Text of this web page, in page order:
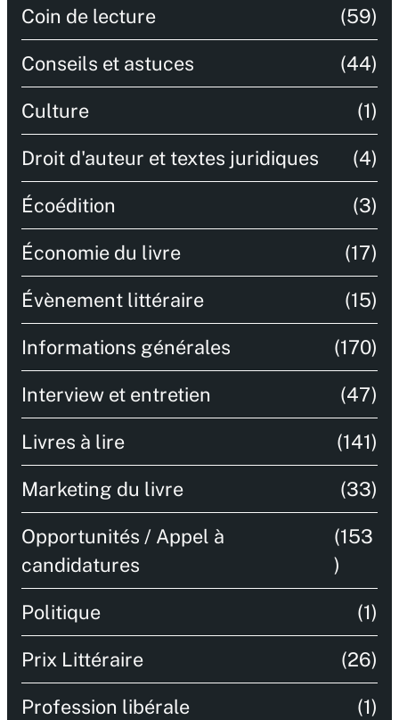
Coin de lecture (59)
Conseils et astuces (44)
Culture (1)
Droit d'auteur et textes juridiques (4)
Écoédition (3)
Économie du livre (17)
Évènement littéraire (15)
Informations générales (170)
Interview et entretien (47)
Livres à lire (141)
Marketing du livre (33)
Opportunités / Appel à
candidatures
(153
)
Politique (1)
Prix Littéraire (26)
Profession libérale (1)